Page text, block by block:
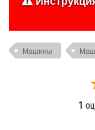
Машины
1